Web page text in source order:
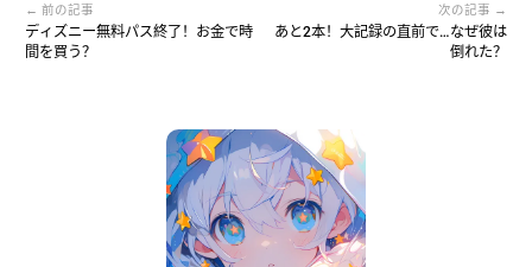
← 前の記事
ディズニー無料パス終了！お金で時
間を買う？
次の記事 →
あと2本！大記録の直前で…なぜ彼は
倒れた？